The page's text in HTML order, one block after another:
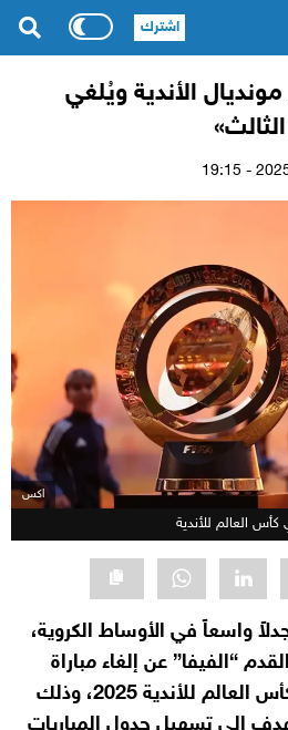
الأندية ويُلغي
اكس
كأس العالم للأندية
واسعاً في الأوساط الكروية،
“الفيفا” عن إلغاء مباراة
تحديد المركز الثالث في كأس العالم للأندية 2025، وذلك
إلى تسهيل جدول المباريات
اشترك